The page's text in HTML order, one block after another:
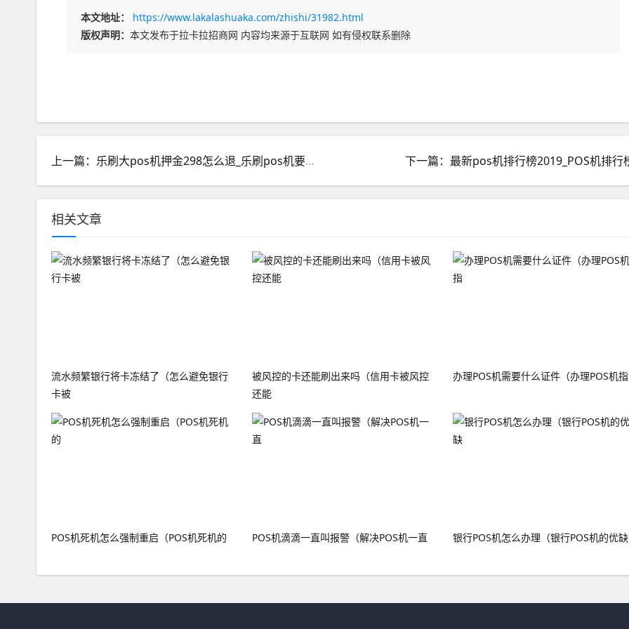
本文地址：
https://www.lakalashuaka.com/zhishi/31982.html
版权声明： 本文发布于拉卡拉招商网 内容均来源于互联网 如有侵权联系删除
上一篇：乐刷大pos机押金298怎么退_乐刷pos机要了299元 下一篇：最新pos机排行榜2019_POS机排行
相关文章
流水频繁银行将卡冻结了（怎么避免银行
卡被
被风控的卡还能刷出来吗（信用卡被风控
还能
办理POS机需要什么证件（办理POS机指
POS机死机怎么强制重启（POS机死机的 POS机滴滴一直叫报警（解决POS机一直 银行POS机怎么办理（银行POS机的优缺